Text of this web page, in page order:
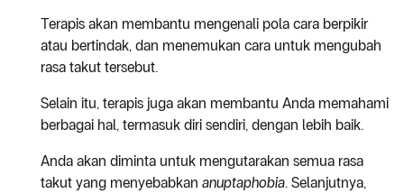
Terapis akan membantu mengenali pola cara berpikir
atau bertindak, dan menemukan cara untuk mengubah
rasa takut tersebut.
Selain itu, terapis juga akan membantu Anda memahami
berbagai hal, termasuk diri sendiri, dengan lebih baik.
Anda akan diminta untuk mengutarakan semua rasa
takut yang menyebabkan anuptaphobia. Selanjutnya,